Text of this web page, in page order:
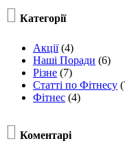
 Категорії
Акції(4)
Наші Поради (6)
Різне (7)
Статті по Фітнесу
Фітнес (4)
 Коментарі